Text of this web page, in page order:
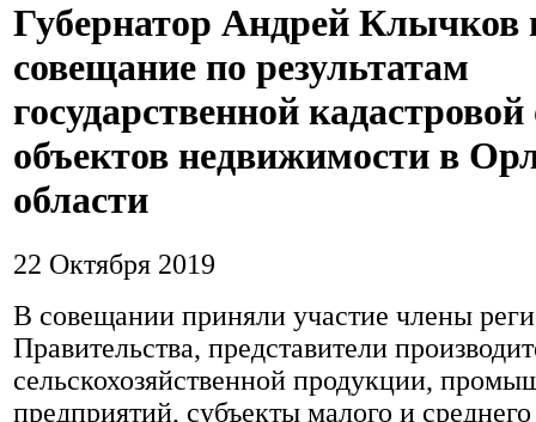
Губернатор Андрей Клычков
совещание по результатам
государственной
объектов недвижимости в
области
22 Октября 2019
В совещании приняли участие члены
Правительства, представители
сельскохозяйственной продукции,
предприятий, субъекты малого и среднего